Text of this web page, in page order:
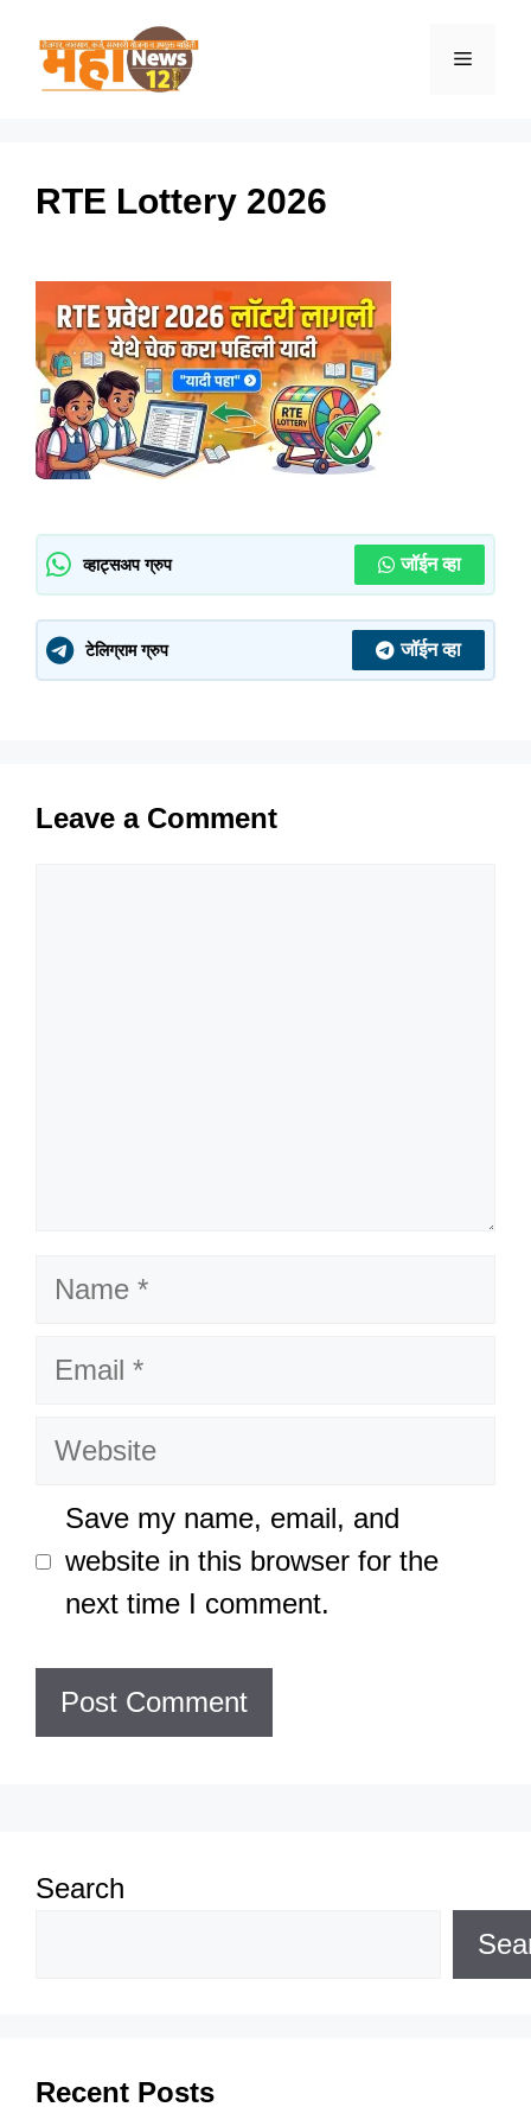
Menu
RTE Lottery 2026
व्हाट्सअप ग्रुप जॉईन व्हा
टेलिग्राम ग्रुप जॉईन व्हा
Leave a Comment
Name
Email
Website
Save my name, email, and
website in this browser for the
next time I comment.
Search
Recent Posts